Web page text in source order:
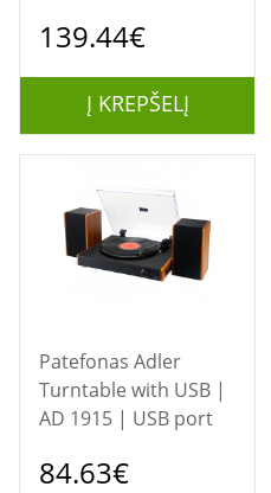
139.44€
Į KREPŠELĮ
Patefonas Adler
Turntable with USB |
AD 1915 | USB port
84.63€